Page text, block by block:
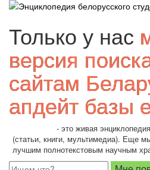
Только у нас
версия
сайтам
апдейт базы
- это живая
(статьи, книги, мультимедиа). Еще
лучшим полнотекстовым научным